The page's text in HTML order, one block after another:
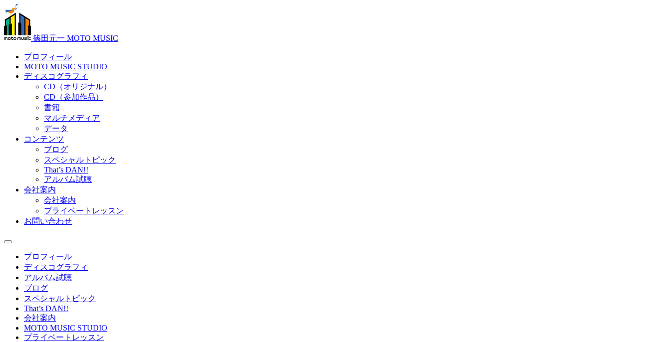
篠田元一 MOTO MUSIC
プロフィール
MOTO MUSIC STUDIO
ディスコグラフィ
CD（オリジナル）
CD（参加作品）
書籍
マルチメディア
データ
コンテンツ
ブログ
スペシャルトピック
That’s DAN!!
アルバム試聴
会社案内
会社案内
プライベートレッスン
お問い合わせ
プロフィール
ディスコグラフィ
アルバム試聴
ブログ
スペシャルトピック
That’s DAN!!
会社案内
MOTO MUSIC STUDIO
プライベートレッスン